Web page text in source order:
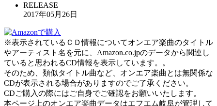
RELEASE
2017年05月26日
※表示されているＣＤ情報についてオンエア楽曲のタイトル
やアーティスト名を元に、Amazon.co.jpのデータから関連し
ていると思われるCD情報を表示しています。。
そのため、類似タイトル曲など、オンエア楽曲とは無関係な
CDが表示される場合がありますのでご了承ください。
CDご購入の際にはご自身でご確認をお願いいたします。
本ページ上のオンエア楽曲データはエフエム岐阜が管理して